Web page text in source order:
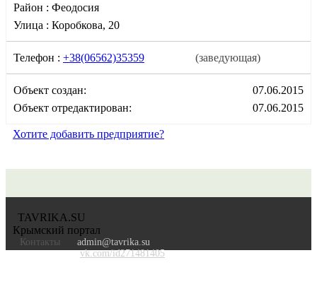
Район : Феодосия
Улица : Коробкова, 20
Телефон : +38(06562)35359 (заведующая)
Объект создан:
07.06.2015
Объект отредактирован:
07.06.2015
Хотите добавить предприятие?
TAVRIKA.SU
Крымский портал
Контакты
admin@tavrika.su
vk.com/id271481405